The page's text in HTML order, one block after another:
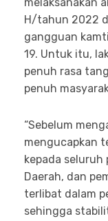
melaksanakan
H/tahun 2022
gangguan
19. Untuk itu,
penuh rasa
penuh
“Sebelum
mengucapkan
kepada seluruh
Daerah, dan
terlibat dalam
sehingga